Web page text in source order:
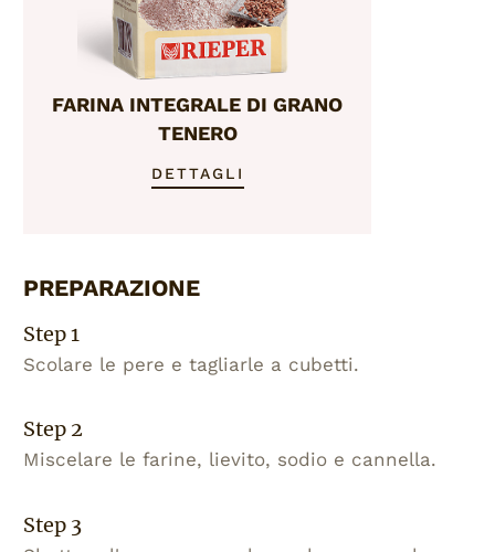
FARINA INTEGRALE DI GRANO
TENERO
DETTAGLI
PREPARAZIONE
Step 1
Scolare le pere e tagliarle a cubetti.
Step 2
Miscelare le farine, lievito, sodio e cannella.
Step 3